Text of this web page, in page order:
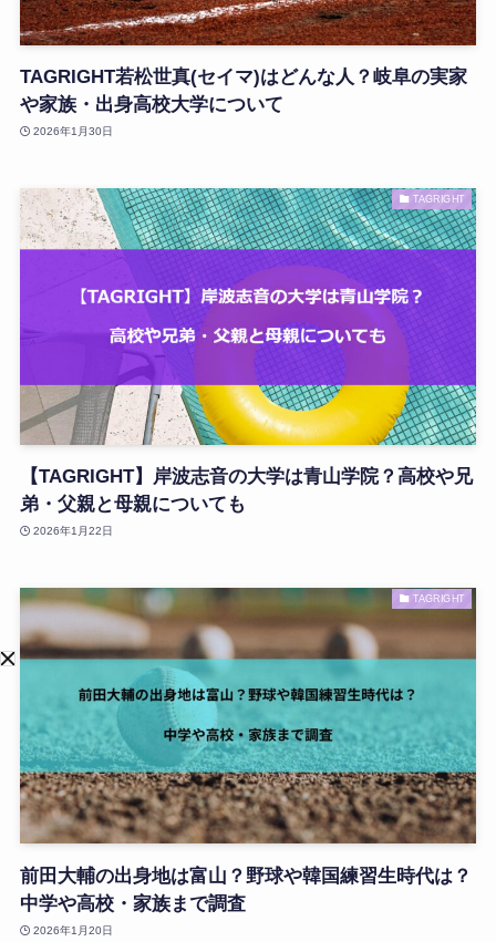
TAGRIGHT若松世真(セイマ)はどんな人？岐阜の実家
や家族・出身高校大学について
2026年1月30日
TAGRIGHT
【TAGRIGHT】岸波志音の大学は青山学院？高校や兄
弟・父親と母親についても
2026年1月22日
TAGRIGHT
前田大輔の出身地は富山？野球や韓国練習生時代は？
中学や高校・家族まで調査
2026年1月20日